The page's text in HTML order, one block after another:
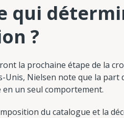
qui
?
la prochaine étape de la
Unis, Nielsen note que la
en un seul comportement.
du catalogue et la